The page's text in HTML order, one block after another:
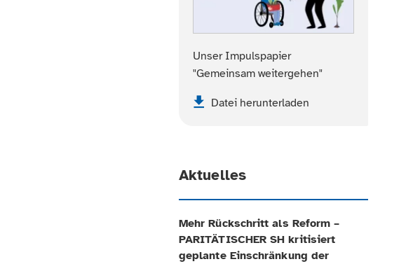
Unser Impulspapier
"Gemeinsam weitergehen"
Datei herunterladen
Aktuelles
Mehr Rückschritt als Reform –
PARITÄTISCHER SH kritisiert
geplante Einschränkung der